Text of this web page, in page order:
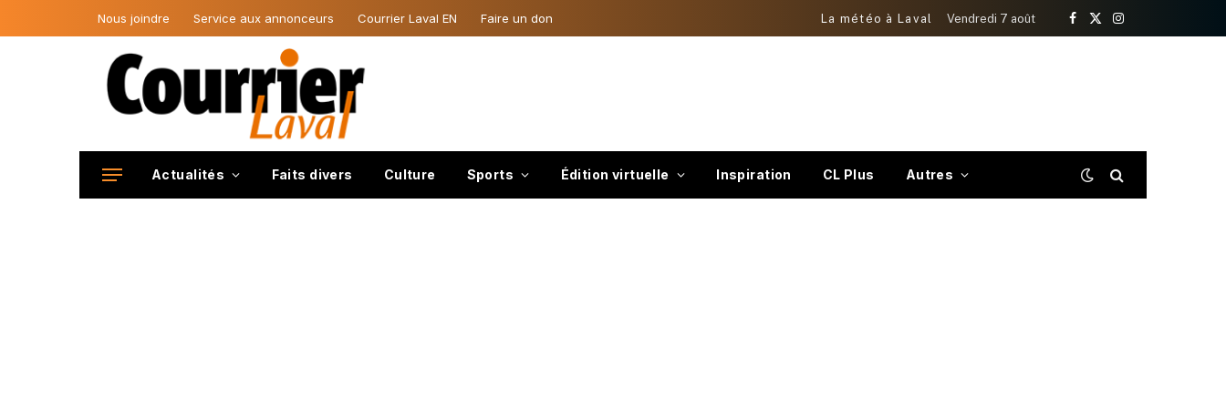
Nous joindre Service aux annonceurs Courrier Laval EN Faire un don La météo à Laval Vendredi 7 août
Facebook
X
Instagram
Actualités Faits divers Culture Sports Édition virtuelle Inspiration CL Plus Autres